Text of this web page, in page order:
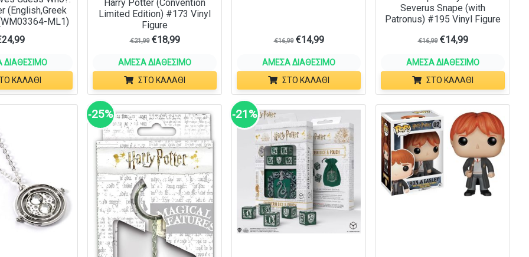
(English,Greek
ML1)
24,99
ΚΑΛΆΘΙ
Harry Potter (Convention
Limited Edition) #173 Vinyl
Figure
€21,99 €18,99
ΆΜΕΣΑ ΔΙΑΘΈΣΙΜΟ
ΣΤΟ ΚΑΛΆΘΙ
€16,99 €14,99
ΆΜΕΣΑ ΔΙΑΘΈΣΙΜΟ
ΣΤΟ ΚΑΛΆΘΙ
Severus Snape (with
Patronus) #195 Vinyl Figure
€16,99 €14,99
ΆΜΕΣΑ ΔΙΑΘΈΣΙΜΟ
ΣΤΟ ΚΑΛΆΘΙ
‑25% ‑21%